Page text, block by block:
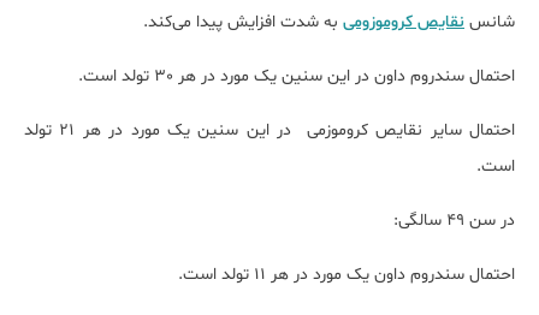
شانس نقایص کروموزومی به شدت افزایش پیدا می‌کند.
احتمال سندروم داون در این سنین یک مورد در هر 30 تولد است.
احتمال سایر نقایص کروموزمی در این سنین یک مورد در هر 21 تولد
است.
در سن 49 سالگی:
احتمال سندروم داون یک مورد در هر 11 تولد است.